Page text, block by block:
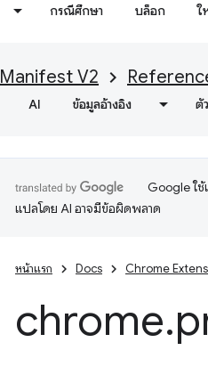
กรณีศึกษา บล็อก ใ
Manifest V2
AI ข้อมูลอ้างอิง ตั
Google ใช้
แปลโดย AI อาจมีข้อผิดพลาด
หน้าแรก Docs Chrome
chrome.